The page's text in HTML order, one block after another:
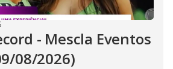
- Mescla Eventos
08/2026)